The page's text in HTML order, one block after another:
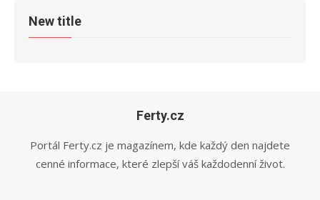
New title
Ferty.cz
Portál Ferty.cz je magazínem, kde každý den najdete
cenné informace, které zlepší váš každodenní život.